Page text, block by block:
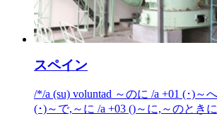
スペイン
/*/a (su) voluntad ～のに /a +01 (･)～
(･)～で,～に /a +03 ()～に,～のとき